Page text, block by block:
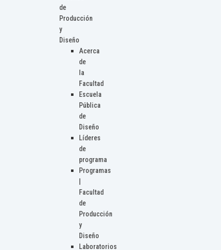
de
Producción
y
Diseño
Acerca
de
la
Facultad
Escuela
Pública
de
Diseño
Líderes
de
programa
Programas
Facultad
de
Producción
y
Diseño
Laboratorios